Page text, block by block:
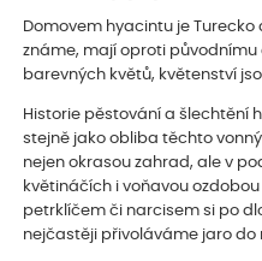
Domovem hyacintu je Turecko
známe, mají oproti
barevných květů, květenství
Historie pěstování a šlechtění
stejně jako obliba těchto
nejen okrasou zahrad, ale v
květináčích i voňavou
petrklíčem či narcisem si po
nejčastěji přivoláváme jaro do